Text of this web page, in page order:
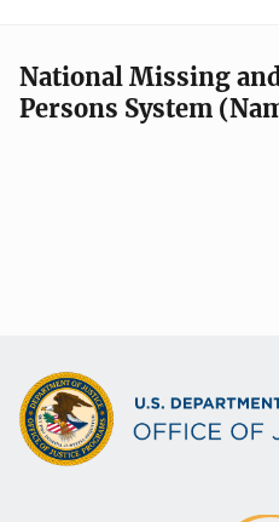
National Missing
Persons System